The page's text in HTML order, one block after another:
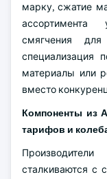
марку, сжатие
ассортимента
смягчения
специализация
материалы или
вместо
Компоненты из
тарифов и
сталкиваются с